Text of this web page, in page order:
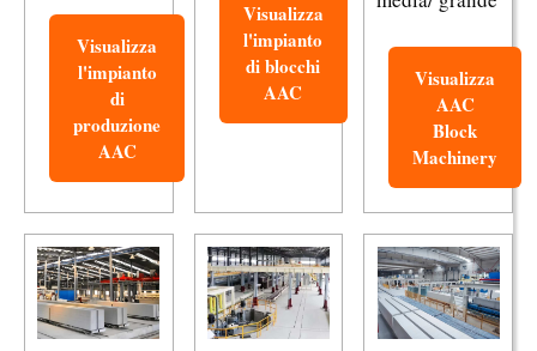
Visualizza
l'impianto
di
produzione
AAC
Visualizza
l'impianto
di blocchi
AAC
Visualizza
AAC
Block
Machinery